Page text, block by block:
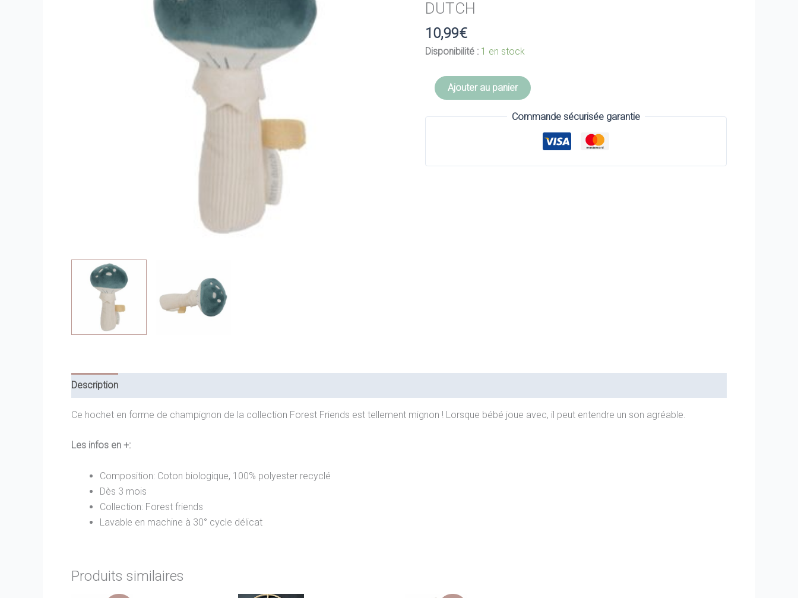
DUTCH
10,99€
Disponibilité : 1 en stock
quantitéAjouter au panier
Commande sécurisée garantie
Description
Ce hochet en forme de champignon de la collection Forest Friends est tellement mignon ! Lorsque bébé joue avec, il peut entendre un son agréable.
Les infos en +:
Composition: Coton biologique, 100% polyester recyclé
Dès 3 mois
Collection: Forest friends
Lavable en machine à 30° cycle délicat
Produits similaires